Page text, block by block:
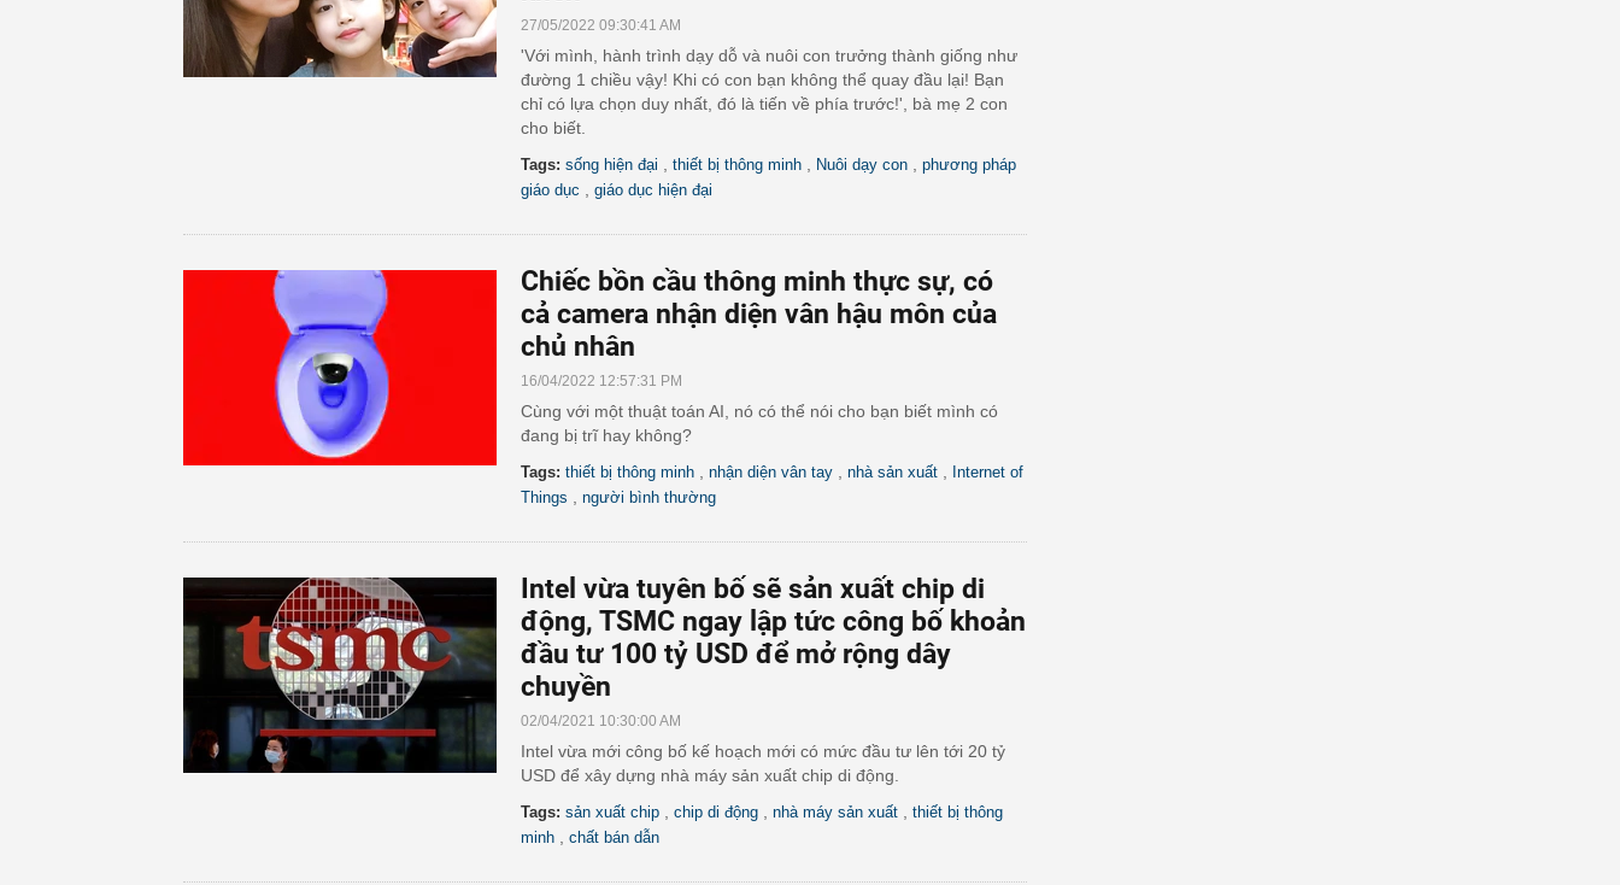
27/05/2022 09:30:41 AM
'Với mình, hành trình dạy dỗ và nuôi con trưởng thành giống như
đường 1 chiều vậy! Khi có con bạn không thể quay đầu lại! Bạn
chỉ có lựa chọn duy nhất, đó là tiến về phía trước!', bà mẹ 2 con
cho biết.
Tags: sống hiện đại thiết bị thông minh Nuôi dạy con
phương pháp
giáo dục
giáo dục hiện đại
Chiếc bồn cầu thông minh thực sự, có
cả camera nhận diện vân hậu môn của
chủ nhân
16/04/2022 12:57:31 PM
Cùng với một thuật toán AI, nó có thể nói cho bạn biết mình có
đang bị trĩ hay không?
Tags: thiết bị thông minh nhận diện vân tay nhà sản xuất
Internet of
Things
người bình thường
Intel vừa tuyên bố sẽ sản xuất chip di
động, TSMC ngay lập tức công bố khoản
đầu tư 100 tỷ USD để mở rộng dây
chuyền
02/04/2021 10:30:00 AM
Intel vừa mới công bố kế hoạch mới có mức đầu tư lên tới 20 tỷ
USD để xây dựng nhà máy sản xuất chip di động.
Tags: sản xuất chip chip di động nhà máy sản xuất
thiết bị thông
minh
chất bán dẫn